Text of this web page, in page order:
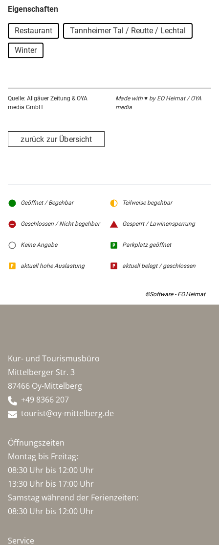
Eigenschaften
Restaurant Tannheimer Tal / Reutte / Lechtal
Winter
Quelle: Allgäuer Zeitung & OYA
media GmbH
Made with ♥ by EO Heimat / OYA
media
zurück zur Übersicht
Geöffnet / Begehbar Teilweise begehbar
Geschlossen / Nicht begehbar Gesperrt / Lawinensperrung
Keine Angabe Parkplatz geöffnet
aktuell hohe Auslastung aktuell belegt / geschlossen
©Software - EO.Heimat
Kur- und Tourismusbüro
Mittelberger Str. 3
87466 Oy-Mittelberg
+49 8366 207
tourist@oy-mittelberg.de
Öffnungszeiten
Montag bis Freitag:
08:30 Uhr bis 12:00 Uhr
13:30 Uhr bis 17:00 Uhr
Samstag während der Ferienzeiten:
08:30 Uhr bis 12:00 Uhr
Service